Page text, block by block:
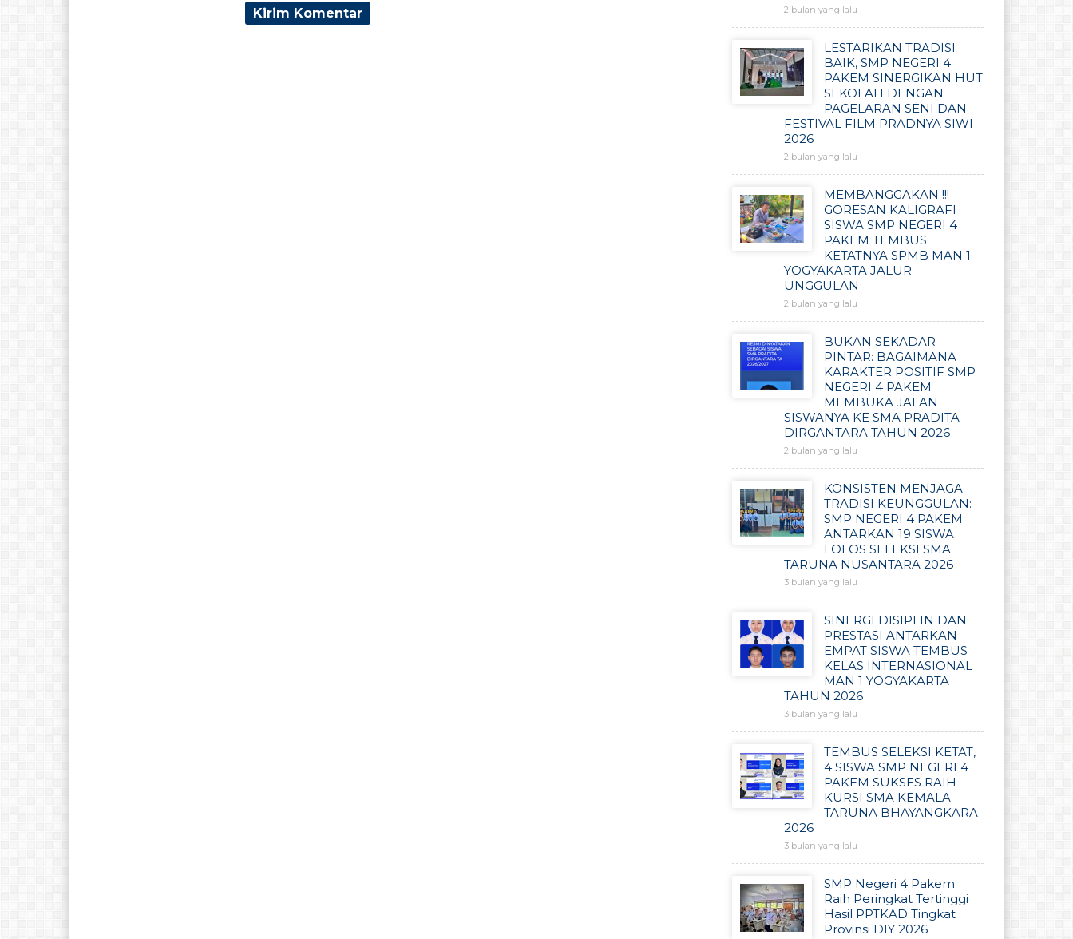
2 bulan yang lalu
LESTARIKAN TRADISI
BAIK, SMP NEGERI 4
PAKEM SINERGIKAN HUT
SEKOLAH DENGAN
PAGELARAN SENI DAN
FESTIVAL FILM PRADNYA SIWI
2026
2 bulan yang lalu
MEMBANGGAKAN !!!
GORESAN KALIGRAFI
SISWA SMP NEGERI 4
PAKEM TEMBUS
KETATNYA SPMB MAN 1
YOGYAKARTA JALUR
UNGGULAN
2 bulan yang lalu
BUKAN SEKADAR
PINTAR: BAGAIMANA
KARAKTER POSITIF SMP
NEGERI 4 PAKEM
MEMBUKA JALAN
SISWANYA KE SMA PRADITA
DIRGANTARA TAHUN 2026
2 bulan yang lalu
KONSISTEN MENJAGA
TRADISI KEUNGGULAN:
SMP NEGERI 4 PAKEM
ANTARKAN 19 SISWA
LOLOS SELEKSI SMA
TARUNA NUSANTARA 2026
3 bulan yang lalu
SINERGI DISIPLIN DAN
PRESTASI ANTARKAN
EMPAT SISWA TEMBUS
KELAS INTERNASIONAL
MAN 1 YOGYAKARTA
TAHUN 2026
3 bulan yang lalu
TEMBUS SELEKSI KETAT,
4 SISWA SMP NEGERI 4
PAKEM SUKSES RAIH
KURSI SMA KEMALA
TARUNA BHAYANGKARA
2026
3 bulan yang lalu
SMP Negeri 4 Pakem
Raih Peringkat Tertinggi
Hasil PPTKAD Tingkat
Provinsi DIY 2026